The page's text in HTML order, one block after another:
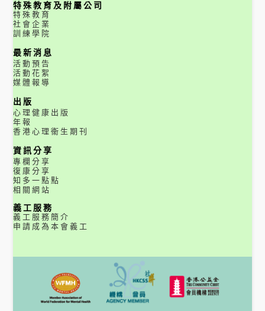
特殊教育及附屬公司
特殊教育
社會企業
訓練學院
最新消息
活動預告
活動花絮
媒體報導
出版
心理健康出版
年報
香港心理衞生期刊
資訊分享
專欄分享
復康分享
知多一點點
相關網站
義工服務
義工服務簡介
申請成為本會義工